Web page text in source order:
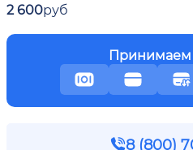
2 600руб
Принимаем
8 (800)